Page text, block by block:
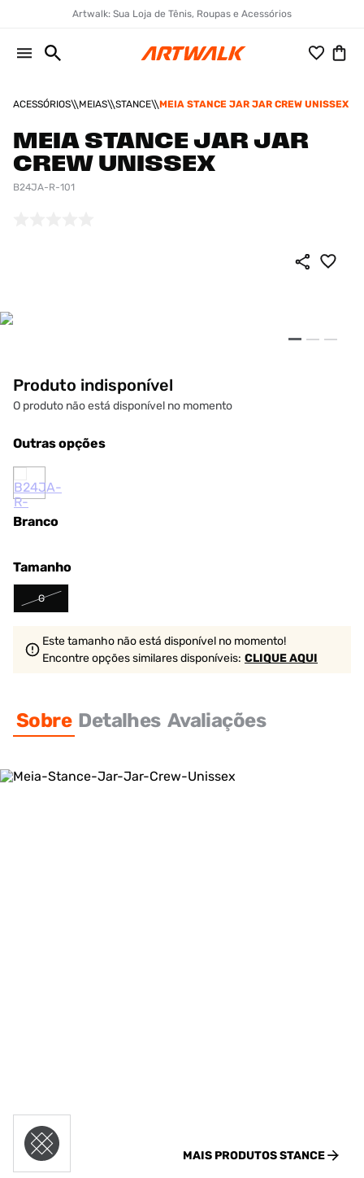
Artwalk: Sua Loja de Tênis, Roupas e Acessórios
ACESSÓRIOS MEIAS STANCE MEIA STANCE JAR JAR CREW UNISSEX
MEIA STANCE JAR JAR
CREW UNISSEX
B24JA-R-101
Produto indisponível
O produto não está disponível no momento
Outras opções
Branco
Tamanho
G
Este tamanho não está disponível no momento!
Encontre opções similaresdisponíveis: CLIQUE AQUI
Sobre Detalhes Avaliações
MAIS PRODUTOSSTANCE